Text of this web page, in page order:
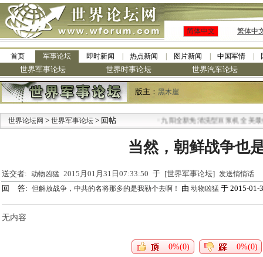
简体中文 繁体中
首页 军事论坛 即时新闻 热点新闻 图片新闻 中国军情
世界军事论坛 世界时事论坛 世界汽车论坛
版主： 黑木崖
世界论坛网 > 世界军事论坛 > 回帖 九阳全新免清洗型豆浆机 全美最低
当然，朝鲜战争也
送交者: 动物凶猛 2015月01月31日07:33:50 于 [世界军事论坛] 发送悄悄话
回 答: 但解放战争，中共的名将那多的是我勒个去啊！ 由 动物凶猛 于 2015-01-
无内容
0%(0) 0%(0)